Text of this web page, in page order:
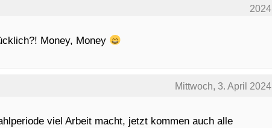
2024
Money, Money
Mittwoch, 3. April 2024
viel Arbeit macht, jetzt kommen auch alle